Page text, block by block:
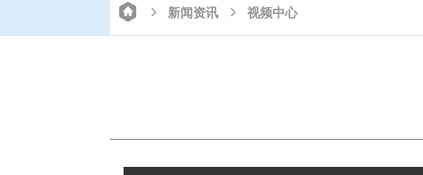
新闻资讯 视频中心